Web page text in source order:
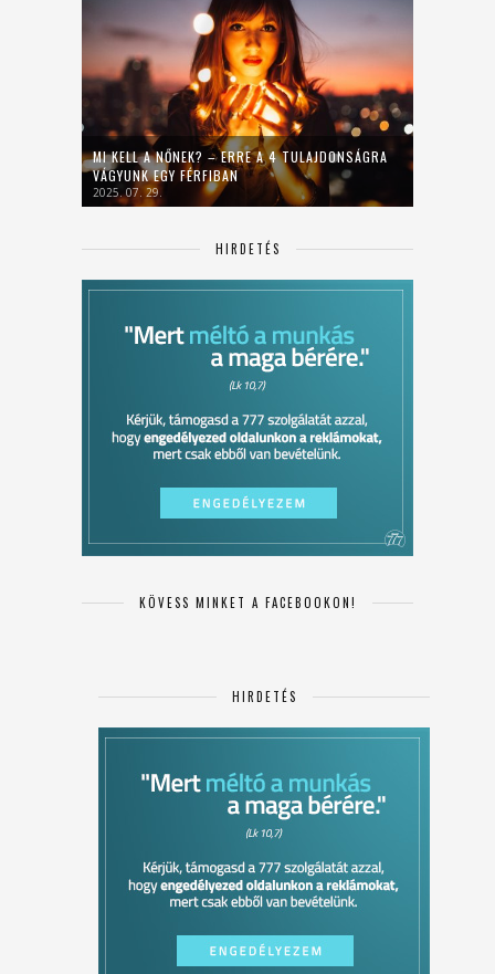
MI KELL A NŐNEK? – ERRE A 4 TULAJDONSÁGRA
VÁGYUNK EGY FÉRFIBAN
2025. 07. 29.
HIRDETÉS
KÖVESS MINKET A FACEBOOKON!
HIRDETÉS